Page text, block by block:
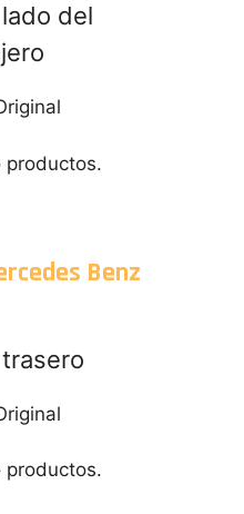
del
productos.
Benz
productos.